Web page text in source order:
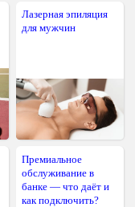
Лазерная эпиляция
для мужчин
Премиальное
обслуживание в
банке — что даёт и
как подключить?